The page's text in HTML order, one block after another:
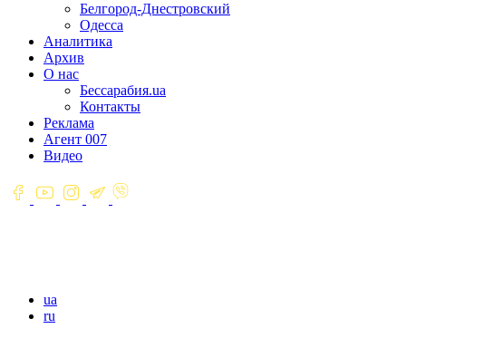
Белгород-Днестровский
Одесса
Аналитика
Архив
О нас
Бессарабия.ua
Контакты
Реклама
Агент 007
Видео
ua
ru